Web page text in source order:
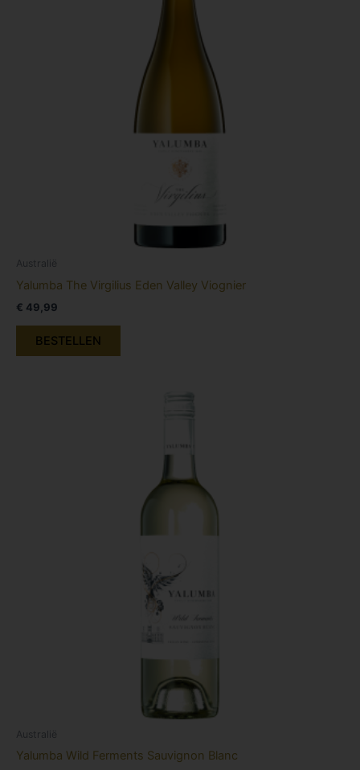
Australië
Yalumba The Virgilius Eden Valley Viognier
€ 49,99
BESTELLEN
Australië
Yalumba Wild Ferments Sauvignon Blanc